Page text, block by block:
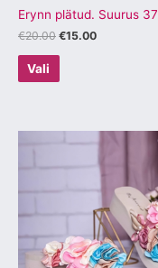
Erynn plätud. Suurus 37
€20.00 €15.00
Vali
tootelehel.
Sellel
tootel
varianti.
Valikuid